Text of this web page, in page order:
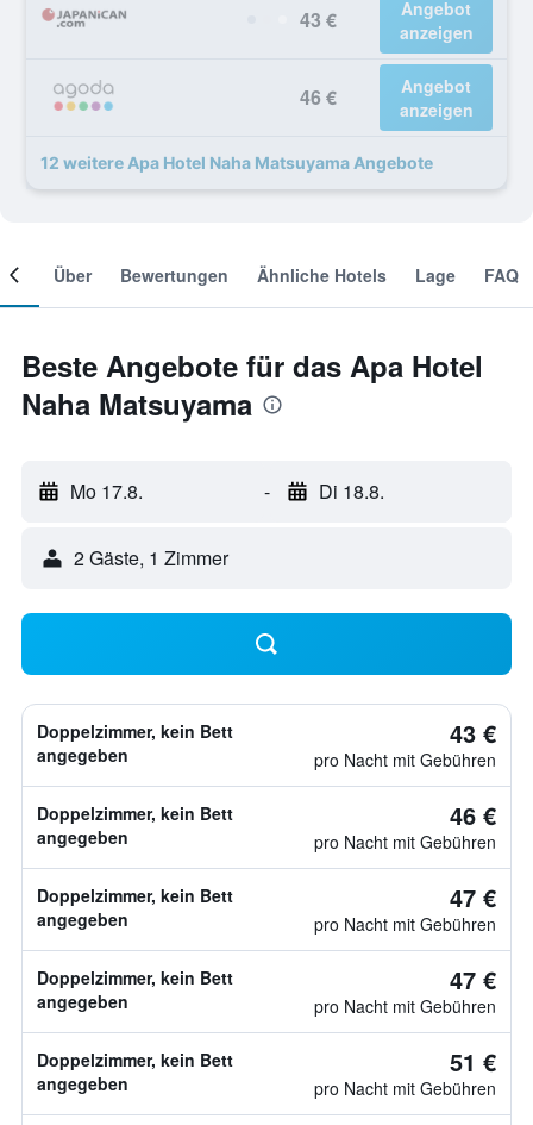
43 €
Angebot
anzeigen
46 €
Angebot
anzeigen
12 weitere Apa Hotel Naha Matsuyama Angebote
Über Bewertungen Ähnliche Hotels Lage FAQ
Beste Angebote für das Apa Hotel
Naha Matsuyama
Mo 17.8. - Di 18.8.
2 Gäste, 1 Zimmer
Doppelzimmer, kein Bett
angegeben
43 €
pro Nacht mit Gebühren
Doppelzimmer, kein Bett
angegeben
46 €
pro Nacht mit Gebühren
Doppelzimmer, kein Bett
angegeben
47 €
pro Nacht mit Gebühren
Doppelzimmer, kein Bett
angegeben
47 €
pro Nacht mit Gebühren
Doppelzimmer, kein Bett
angegeben
51 €
pro Nacht mit Gebühren